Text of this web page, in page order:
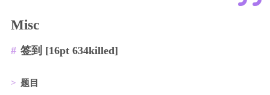
Misc
签到 [16pt 634killed]
题目